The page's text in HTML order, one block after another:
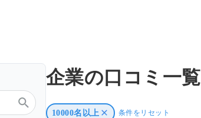
企業の口コミ一覧
10000名以上 条件をリセット